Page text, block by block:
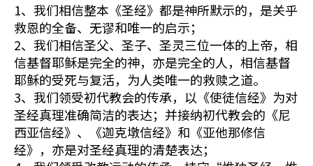
1、我们相信整本《圣经》都是神所默示的，是关乎
救恩的全备、无谬和唯一的启示；
2、我们相信圣父、圣子、圣灵三位一体的上帝，相
信基督耶稣是完全的神，亦是完全的人，相信基督
耶稣的受死与复活，为人类唯一的救赎之道。
3、我们领受初代教会的传承，以《使徒信经》为对
圣经真理准确简洁的表达；并接纳初代教会的《尼
西亚信经》、《迦克墩信经》和《亚他那修信
经》，亦是对圣经真理的清楚表达；